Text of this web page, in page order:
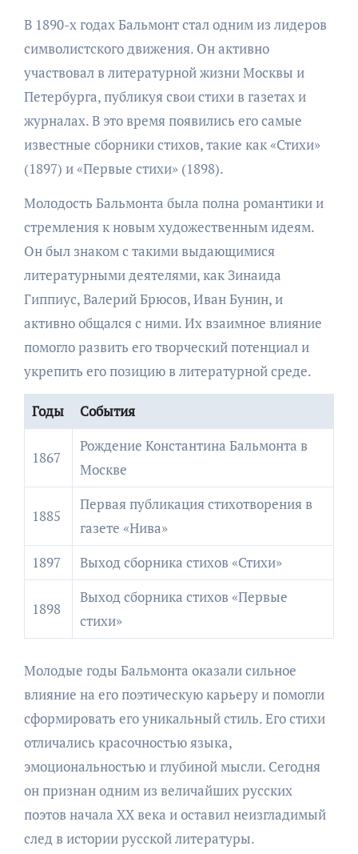
В 1890-х годах Бальмонт стал одним из лидеров
символистского движения. Он активно
участвовал в литературной жизни Москвы и
Петербурга, публикуя свои стихи в газетах и
журналах. В это время появились его самые
известные сборники стихов, такие как «Стихи»
(1897) и «Первые стихи» (1898).
Молодость Бальмонта была полна романтики и
стремления к новым художественным идеям.
Он был знаком с такими выдающимися
литературными деятелями, как Зинаида
Гиппиус, Валерий Брюсов, Иван Бунин, и
активно общался с ними. Их взаимное влияние
помогло развить его творческий потенциал и
укрепить его позицию в литературной среде.
Годы События
1867
Рождение Константина Бальмонта в
Москве
1885
Первая публикация стихотворения в
газете «Нива»
1897
Выход сборника стихов «Стихи»
1898
Выход сборника стихов «Первые
стихи»
Молодые годы Бальмонта оказали сильное
влияние на его поэтическую карьеру и помогли
сформировать его уникальный стиль. Его стихи
отличались красочностью языка,
эмоциональностью и глубиной мысли. Сегодня
он признан одним из величайших русских
поэтов начала XX века и оставил неизгладимый
след в истории русской литературы.